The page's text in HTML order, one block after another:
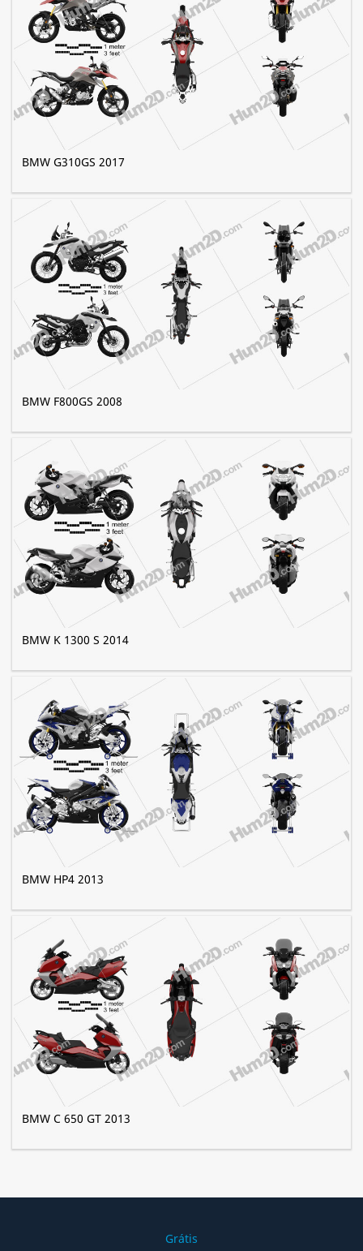
BMW G310GS 2017
BMW F800GS 2008
BMW K 1300 S 2014
BMW HP4 2013
BMW C 650 GT 2013
Grátis